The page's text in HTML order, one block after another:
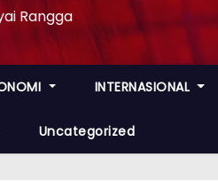
Rangga
INTERNASIONAL
Uncategorized